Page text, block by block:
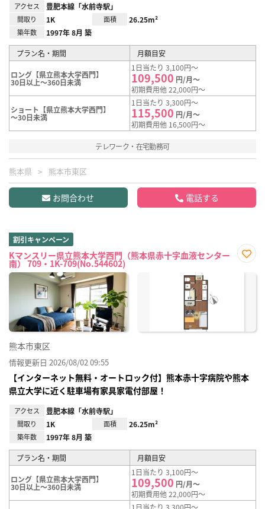
アクセス 豊肥本線「水前寺駅」
間取り 1K 面積 26.25m²
築年数 1997年 8月 築
プラン名・期間 月額目安
ロング【県立熊本大学西門】
30日以上～360日未満
1日当たり 3,100円～
109,500 円/月～
初期費用他 22,000円～
ショート【県立熊本大学西門】
～30日未満
1日当たり 3,300円～
115,500 円/月～
初期費用他 16,500円～
テレワーク・在宅勤務可
熊本県 熊本市東区
お問合わせ 電話する
割引キャンペーン
Kマンスリー県立熊本大学西門（熊本県赤十字血液センター
南） 709・1K-709(No.544602)
に入
熊本市東区
情報更新日 2026/08/02 09:55
【インターネット無料・オートロック付】熊本赤十字病院や熊本
県立大学に近く駐車場有家具家電付部屋！
アクセス 豊肥本線「水前寺駅」
間取り 1K 面積 26.25m²
築年数 1997年 8月 築
プラン名・期間 月額目安
ロング【県立熊本大学西門】
30日以上～360日未満
1日当たり 3,100円～
109,500 円/月～
初期費用他 22,000円～
1日当たり 3,300円～